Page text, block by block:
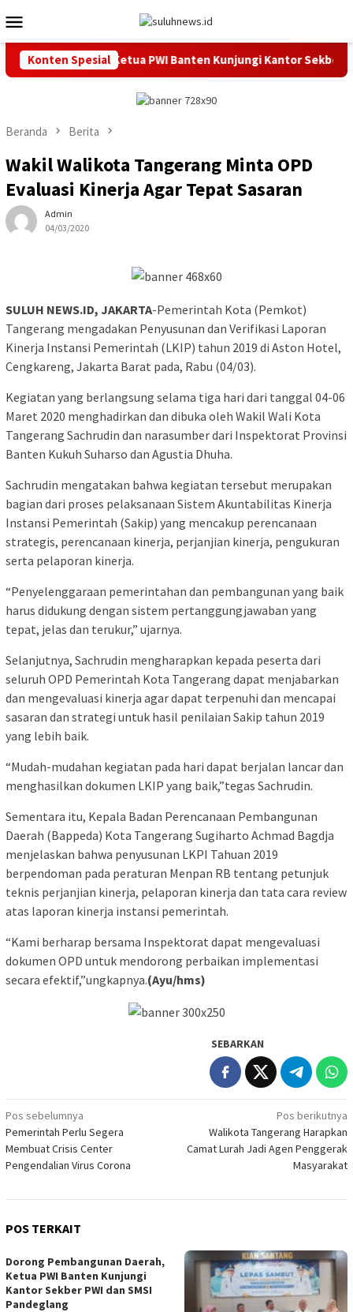
ke
kontenMobile
Konten Spesial
Daerah, Ketua PWI Banten Kunjungi Kantor Sekber PWI
Beranda Berita
Wakil Walikota Tangerang Minta OPD
Evaluasi Kinerja Agar Tepat Sasaran
Admin
04/03/2020
SULUH NEWS.ID, JAKARTA-Pemerintah Kota (Pemkot)
Tangerang mengadakan Penyusunan dan Verifikasi Laporan
Kinerja Instansi Pemerintah (LKIP) tahun 2019 di Aston Hotel,
Cengkareng, Jakarta Barat pada, Rabu (04/03).
Kegiatan yang berlangsung selama tiga hari dari tanggal 04-06
Maret 2020 menghadirkan dan dibuka oleh Wakil Wali Kota
Tangerang Sachrudin dan narasumber dari Inspektorat Provinsi
Banten Kukuh Suharso dan Agustia Dhuha.
Sachrudin mengatakan bahwa kegiatan tersebut merupakan
bagian dari proses pelaksanaan Sistem Akuntabilitas Kinerja
Instansi Pemerintah (Sakip) yang mencakup perencanaan
strategis, perencanaan kinerja, perjanjian kinerja, pengukuran
serta pelaporan kinerja.
“Penyelenggaraan pemerintahan dan pembangunan yang baik
harus didukung dengan sistem pertanggungjawaban yang
tepat, jelas dan terukur,” ujarnya.
Selanjutnya, Sachrudin mengharapkan kepada peserta dari
seluruh OPD Pemerintah Kota Tangerang dapat menjabarkan
dan mengevaluasi kinerja agar dapat terpenuhi dan mencapai
sasaran dan strategi untuk hasil penilaian Sakip tahun 2019
yang lebih baik.
“Mudah-mudahan kegiatan pada hari dapat berjalan lancar dan
menghasilkan dokumen LKIP yang baik,”tegas Sachrudin.
Sementara itu, Kepala Badan Perencanaan Pembangunan
Daerah (Bappeda) Kota Tangerang Sugiharto Achmad Bagdja
menjelaskan bahwa penyusunan LKPI Tahuan 2019
berpendoman pada peraturan Menpan RB tentang petunjuk
teknis perjanjian kinerja, pelaporan kinerja dan tata cara review
atas laporan kinerja instansi pemerintah.
“Kami berharap bersama Inspektorat dapat mengevaluasi
dokumen OPD untuk mendorong perbaikan implementasi
secara efektif,”ungkapnya.(Ayu/hms)
SEBARKAN
Navigasi
pos
Pos sebelumnya
Pemerintah Perlu Segera
Membuat Crisis Center
Pengendalian Virus Corona
Pos berikutnya
Walikota Tangerang Harapkan
Camat Lurah Jadi Agen Penggerak
Masyarakat
POS TERKAIT
Dorong Pembangunan Daerah,
Ketua PWI Banten Kunjungi
Kantor Sekber PWI dan SMSI
Pandeglang